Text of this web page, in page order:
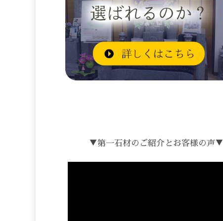
▼第一石材のご紹介とお客様の声▼